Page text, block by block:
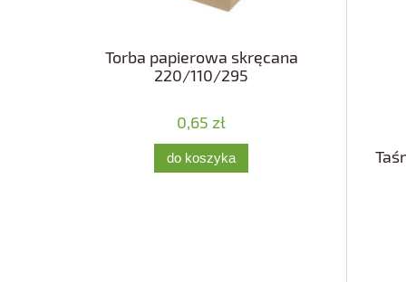
Torba papierowa skręcana
220/110/295
0,65 zł
do koszyka